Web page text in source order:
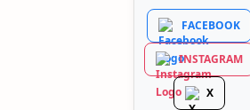
FACEBOOK
INSTAGRAM
X